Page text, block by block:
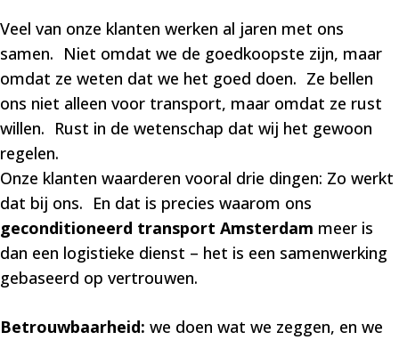
Veel van onze klanten werken al jaren met ons
samen. Niet omdat we de goedkoopste zijn, maar
omdat ze weten dat we het goed doen. Ze bellen
ons niet alleen voor transport, maar omdat ze rust
willen. Rust in de wetenschap dat wij het gewoon
regelen.
Onze klanten waarderen vooral drie dingen: Zo werkt
dat bij ons. En dat is precies waarom ons
geconditioneerd transport Amsterdam meer is
dan een logistieke dienst – het is een samenwerking
gebaseerd op vertrouwen.
Betrouwbaarheid: we doen wat we zeggen, en we